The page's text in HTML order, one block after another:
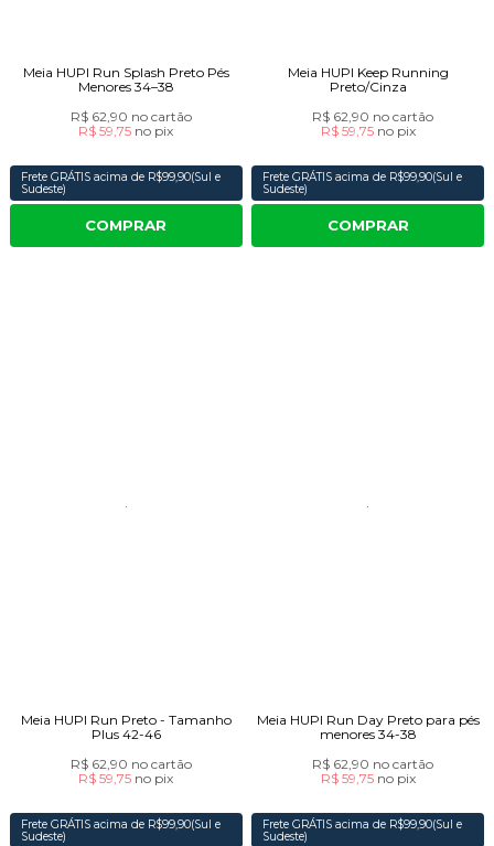
Meia HUPI Run Splash Preto Pés
Menores 34–38
R$ 62,90 no cartão
R$ 59,75 no pix
Frete GRÁTIS acima de R$99,90(Sul e
Sudeste)
COMPRAR
Meia HUPI Keep Running
Preto/Cinza
R$ 62,90 no cartão
R$ 59,75 no pix
Frete GRÁTIS acima de R$99,90(Sul e
Sudeste)
COMPRAR
Meia HUPI Run Preto - Tamanho
Plus 42-46
R$ 62,90 no cartão
R$ 59,75 no pix
Frete GRÁTIS acima de R$99,90(Sul e
Sudeste)
Meia HUPI Run Day Preto para pés
menores 34-38
R$ 62,90 no cartão
R$ 59,75 no pix
Frete GRÁTIS acima de R$99,90(Sul e
Sudeste)